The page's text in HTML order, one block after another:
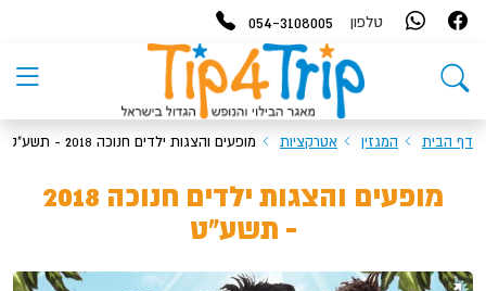
טלפון 054-3108005
דף הבית המגזין אטרקציות מופעים והצגות ילדים חנוכה 2018 - תשע"ט
מופעים והצגות ילדים חנוכה 2018
- תשע"ט